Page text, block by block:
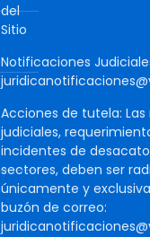
del
Sitio
Notificaciones
Acciones de tutela:
judiciales,
incidentes de
sectores, deben ser
únicamente y
buzón de correo: